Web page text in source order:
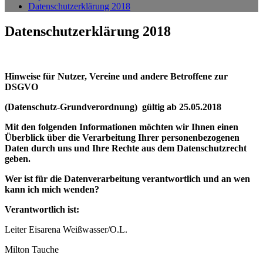
Datenschutzerklärung 2018
Datenschutzerklärung 2018
Hinweise für Nutzer, Vereine und andere Betroffene zur
DSGVO
(Datenschutz-Grundverordnung) gültig ab 25.05.2018
Mit den folgenden Informationen möchten wir Ihnen einen
Überblick über die Verarbeitung Ihrer personenbezogenen
Daten durch uns und Ihre Rechte aus dem Datenschutzrecht
geben.
Wer ist für die Datenverarbeitung verantwortlich und an wen
kann ich mich wenden?
Verantwortlich ist:
Leiter Eisarena Weißwasser/O.L.
Milton Tauche